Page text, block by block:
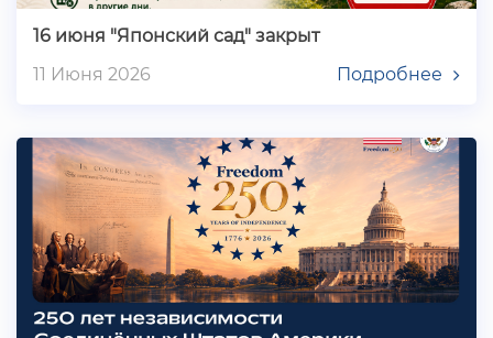
16 июня "Японский сад" закрыт
11 Июня 2026
Подробнее